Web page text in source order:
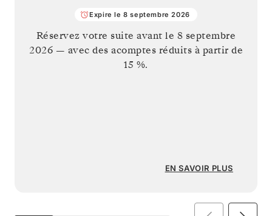
Expire le 8 septembre 2026
Réservez votre suite avant le 8 septembre
2026 — avec des acomptes réduits à partir de
15 %.
EN SAVOIR PLUS